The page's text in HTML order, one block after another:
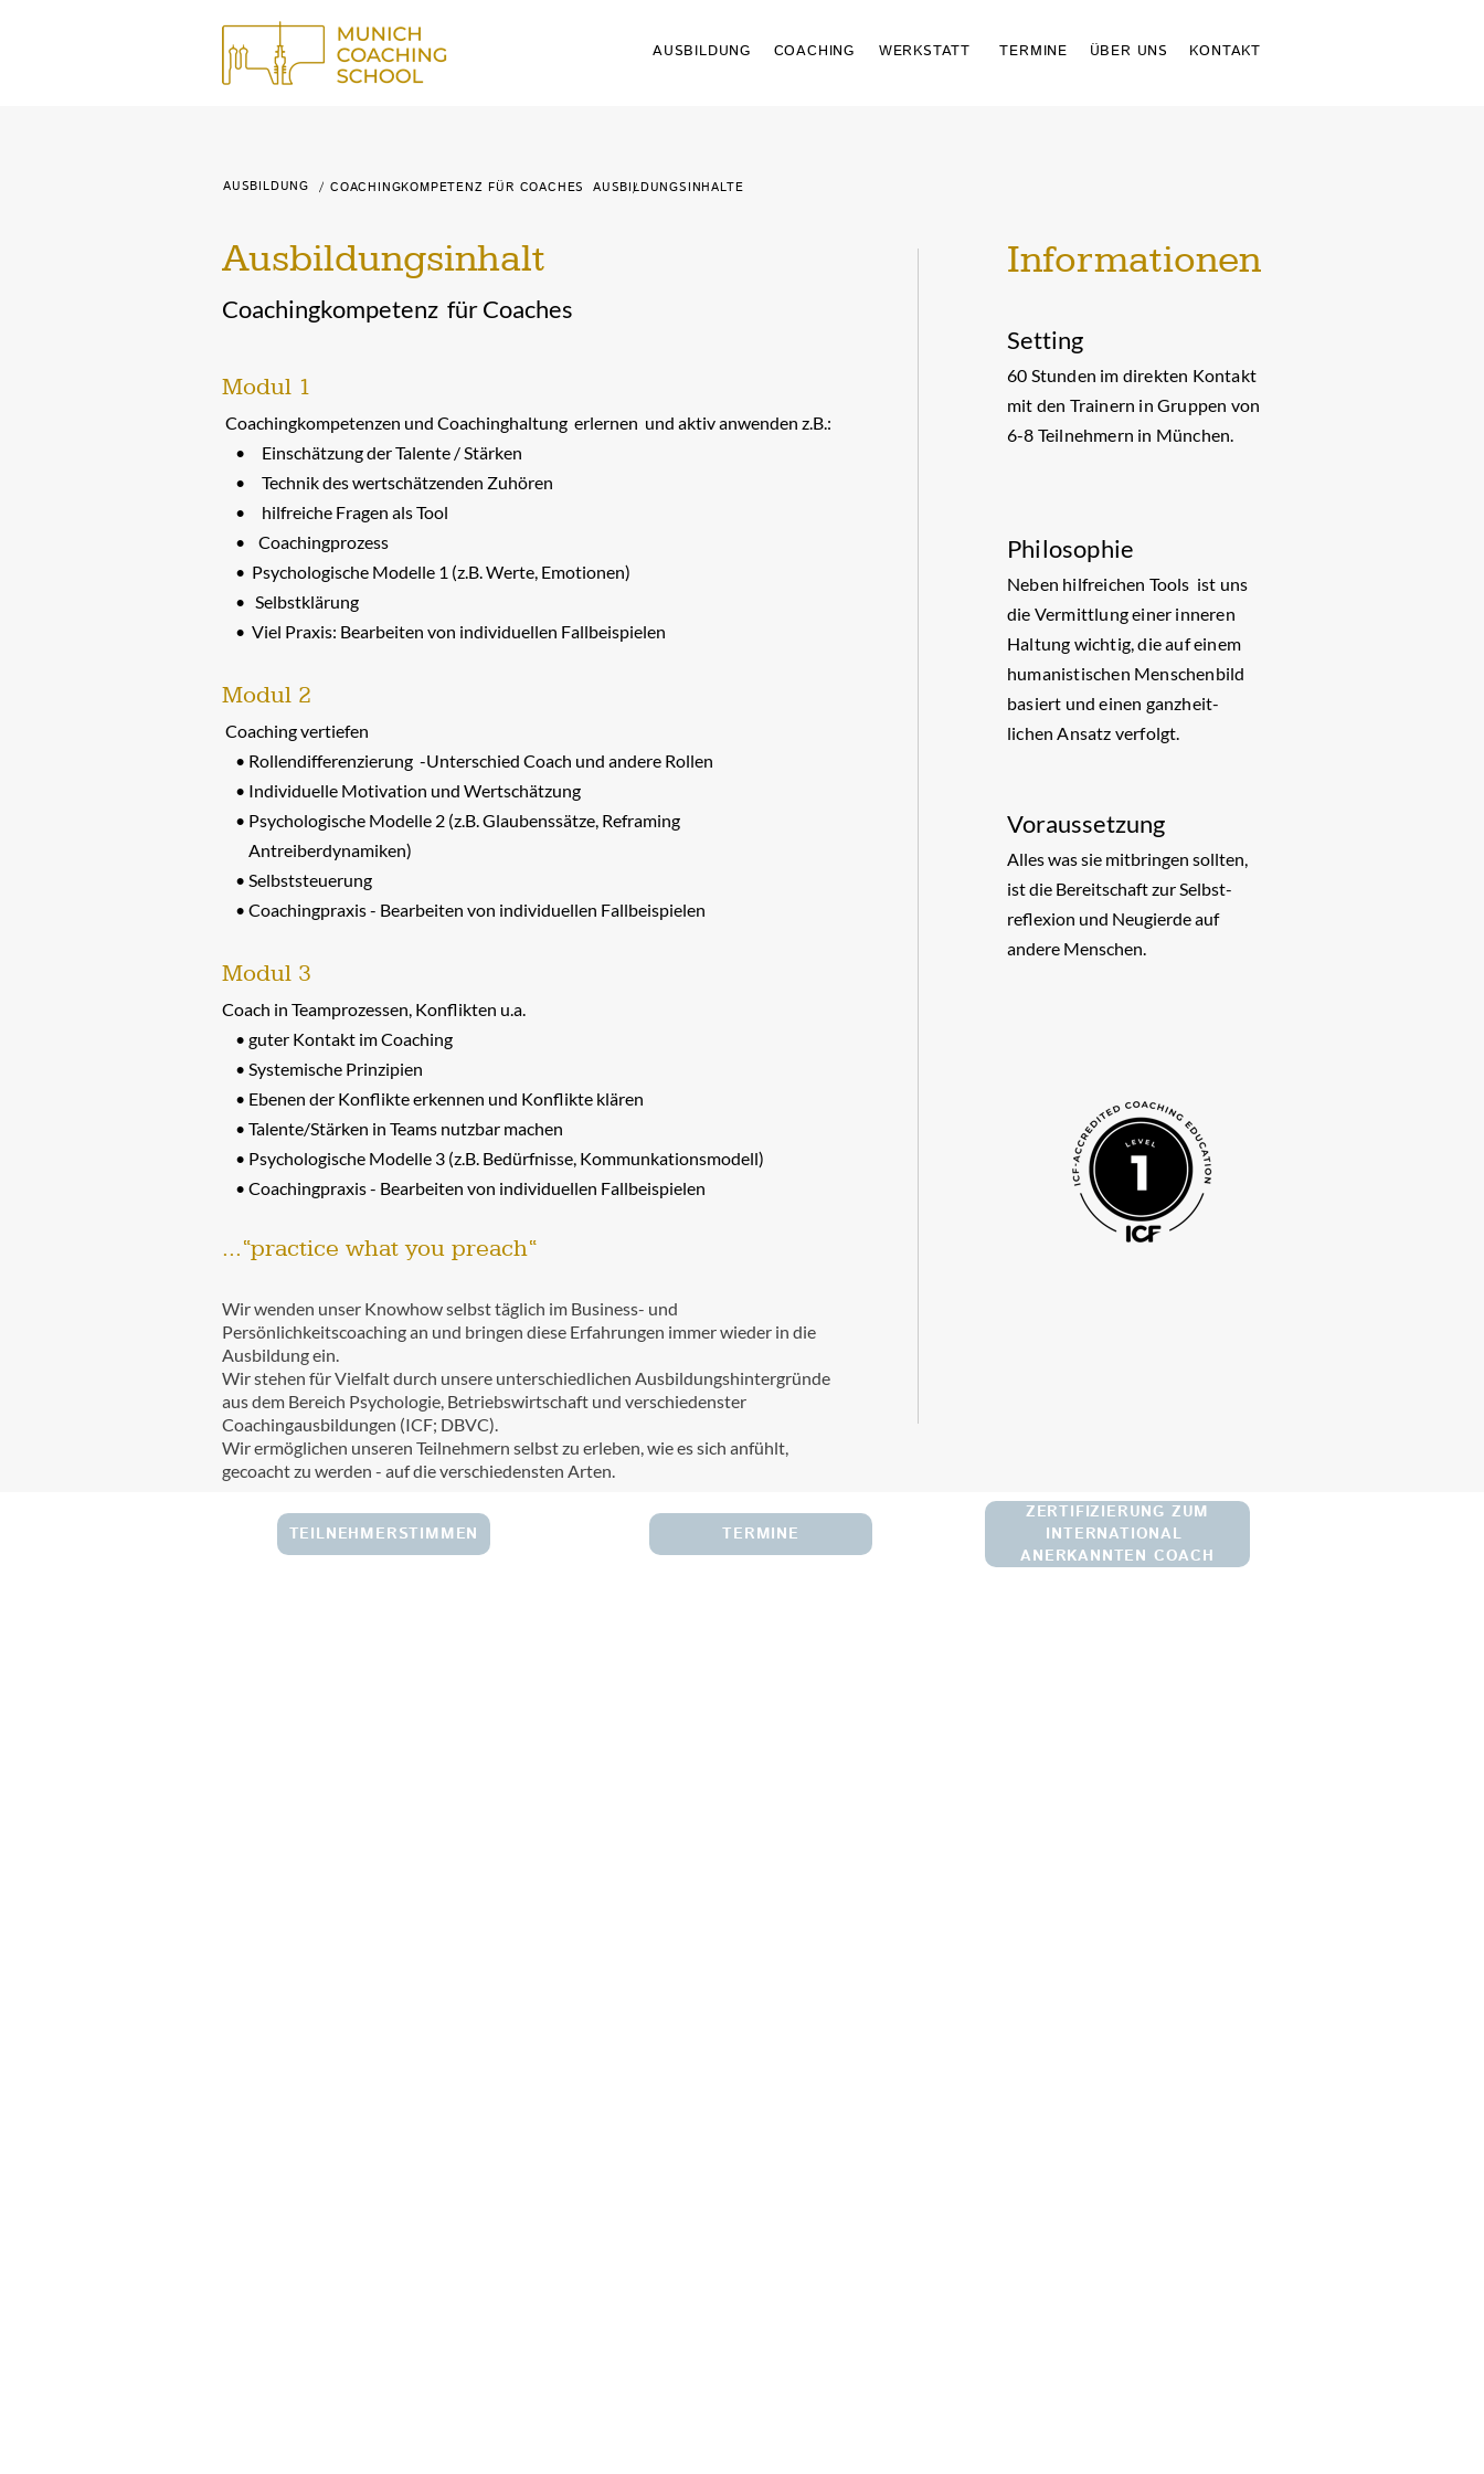
Schaltfläche
AUSBILDUNG / COACHINGKOMPETENZ FÜR COACHES AUSBILDUNGSINHALTE
/
Ausbildungsinhalt
Coachingkompetenz für Coaches
Informationen
Setting
60 Stunden im direkten Kontakt
mit den Trainern in Gruppen von
6-8 Teilnehmern in München.
Philosophie
Neben hilfreichen Tools ist uns
die Vermittlung einer inneren
Haltung wichtig, die auf einem
humanistischen Menschenbild
basiert und einen ganzheit-
lichen Ansatz verfolgt.
Voraussetzung
Alles was sie mitbringen sollten,
ist die Bereitschaft zur Selbst-
reflexion und Neugierde auf
andere Menschen.
AUSBILDUNG
Schaltfläche COACHING
Schaltfläche WERKSTATT
Schaltfläche TERMINE
Schaltfläche Schaltfläche
ÜBER UNS KONTAKT
Schaltfläche
Modul 1
Coachingkompetenzen und Coachinghaltung erlernen und aktiv anwenden z.B.:
Einschätzung der Talente / Stärken
Technik des wertschätzenden Zuhören
hilfreiche Fragen als Tool
Coachingprozess
Psychologische Modelle 1 (z.B. Werte, Emotionen)
Selbstklärung
Viel Praxis: Bearbeiten von individuellen Fallbeispielen
Modul 2
Coaching vertiefen
Rollendifferenzierung -Unterschied Coach und andere Rollen
Individuelle Motivation und Wertschätzung
Psychologische Modelle 2 (z.B. Glaubenssätze, Reframing
Antreiberdynamiken)
Selbststeuerung
Coachingpraxis - Bearbeiten von individuellen Fallbeispielen
Modul 3
Coach in Teamprozessen, Konflikten u.a.
guter Kontakt im Coaching
Systemische Prinzipien
Ebenen der Konflikte erkennen und Konflikte klären
Talente/Stärken in Teams nutzbar machen
Psychologische Modelle 3 (z.B. Bedürfnisse, Kommunkationsmodell)
Coachingpraxis - Bearbeiten von individuellen Fallbeispielen
...“practice what you preach“
Wir wenden unser Knowhow selbst täglich im Business- und
Persönlichkeitscoaching an und bringen diese Erfahrungen immer wieder in die
Ausbildung ein.
Wir stehen für Vielfalt durch unsere unterschiedlichen Ausbildungshintergründe
aus dem Bereich Psychologie, Betriebswirtschaft und verschiedenster
Coachingausbildungen (ICF; DBVC).
Wir ermöglichen unseren Teilnehmern selbst zu erleben, wie es sich anfühlt,
gecoacht zu werden - auf die verschiedensten Arten.
TEILNEHMERSTIMMEN TERMINE
ZERTIFIZIERUNG ZUM
INTERNATIONAL
ANERKANNTEN COACH